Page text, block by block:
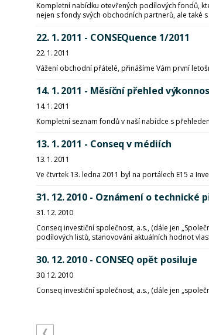
Kompletní nabídku otevřených podílových fondů,
nejen s fondy svých obchodních partnerů, ale také s
22. 1. 2011 - CONSEQuence 1/2011
22. 1. 2011
Vážení obchodní přátelé, přinášíme Vám první
14. 1. 2011 - Měsíční přehled
14. 1. 2011
Kompletní seznam fondů v naší nabídce s
13. 1. 2011 - Conseq v médiích
13. 1. 2011
Ve čtvrtek 13. ledna 2011 byl na portálech E15 a
31. 12. 2010 - Oznámení o
31. 12. 2010
Conseq investiční společnost, a.s., (dále jen
podílových listů, stanovování aktuálních hodnot
30. 12. 2010 - CONSEQ opět posiluje
30. 12. 2010
Conseq investiční společnost, a.s., (dále jen